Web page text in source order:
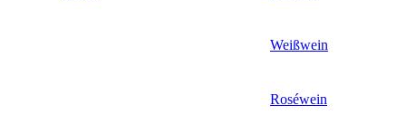
Weißwein
Roséwein